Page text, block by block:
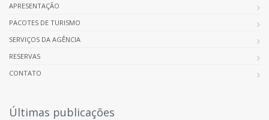
APRESENTAÇÃO
PACOTES DE TURISMO
SERVIÇOS DA AGÊNCIA
RESERVAS
CONTATO
Últimas publicações